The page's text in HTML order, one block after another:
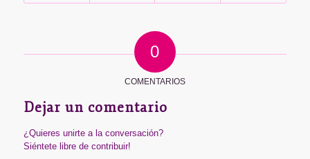
0
COMENTARIOS
Dejar un comentario
¿Quieres unirte a la conversación?
Siéntete libre de contribuir!